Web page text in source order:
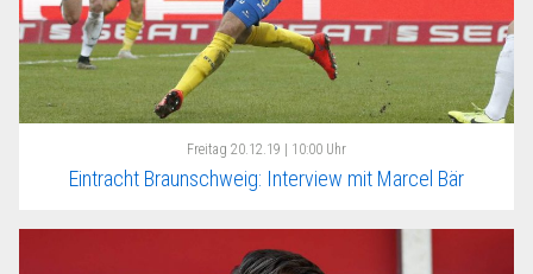
Freitag 20.12.19 | 10:00 Uhr
Eintracht Braunschweig: Interview mit Marcel Bär